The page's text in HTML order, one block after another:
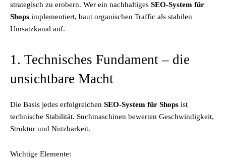
strategisch zu erobern. Wer ein nachhaltiges SEO-System für
Shops implementiert, baut organischen Traffic als stabilen
Umsatzkanal auf.
1. Technisches Fundament – die
unsichtbare Macht
Die Basis jedes erfolgreichen SEO-System für Shops ist
technische Stabilität. Suchmaschinen bewerten Geschwindigkeit,
Struktur und Nutzbarkeit.
Wichtige Elemente: